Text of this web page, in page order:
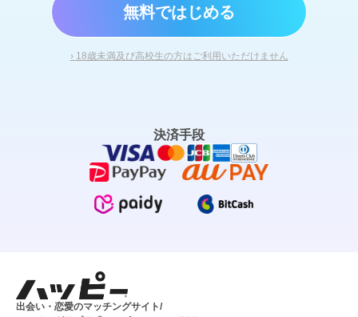
無料ではじめる
› 18歳未満及び高校生の方はご利用いただけません
決済手段
出会い・恋愛のマッチングサイト/